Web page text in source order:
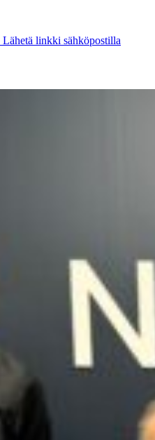
Lähetä linkki sähköpostilla